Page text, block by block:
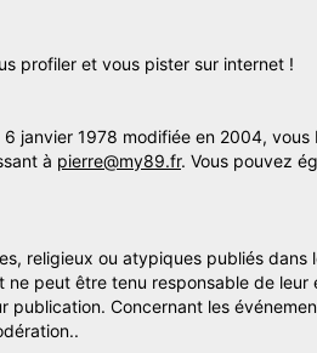
profiler et vous pister sur internet !
janvier 1978 modifiée en 2004,
à pierre@my89.fr. Vous pouvez
religieux ou atypiques publiés
ne peut être tenu responsable de
Concernant les